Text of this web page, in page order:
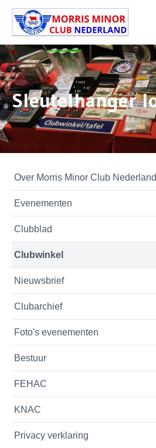
Over Morris Minor Club Nederland
Evenementen
Clubblad
Clubwinkel
Nieuwsbrief
Clubarchief
Foto's evenementen
Bestuur
FEHAC
KNAC
Privacy verklaring